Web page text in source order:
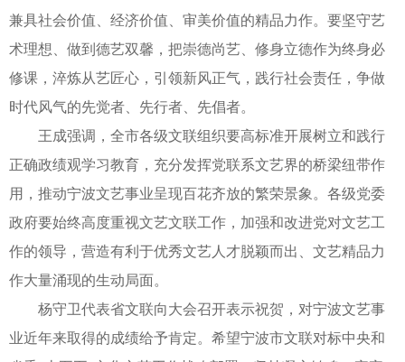
兼具社会价值、经济价值、审美价值的精品力作。要坚守艺
术理想、做到德艺双馨，把崇德尚艺、修身立德作为终身必
修课，淬炼从艺匠心，引领新风正气，践行社会责任，争做
时代风气的先觉者、先行者、先倡者。
王成强调，全市各级文联组织要高标准开展树立和践行
正确政绩观学习教育，充分发挥党联系文艺界的桥梁纽带作
用，推动宁波文艺事业呈现百花齐放的繁荣景象。各级党委
政府要始终高度重视文艺文联工作，加强和改进党对文艺工
作的领导，营造有利于优秀文艺人才脱颖而出、文艺精品力
作大量涌现的生动局面。
杨守卫代表省文联向大会召开表示祝贺，对宁波文艺事
业近年来取得的成绩给予肯定。希望宁波市文联对标中央和